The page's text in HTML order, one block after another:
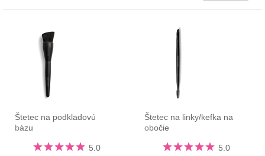
Štetec na podkladovú
bázu
5.0
Štetec na linky/kefka na
obočie
5.0